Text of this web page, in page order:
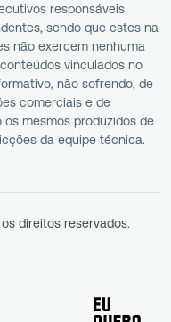
responsáveis
sendo que estes na
não exercem nenhuma
vinculados no
não sofrendo, de
comerciais e de
mesmos produzidos de
da equipe técnica.
direitos reservados.